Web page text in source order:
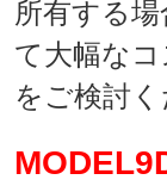
所有する
て大幅な
をご検討